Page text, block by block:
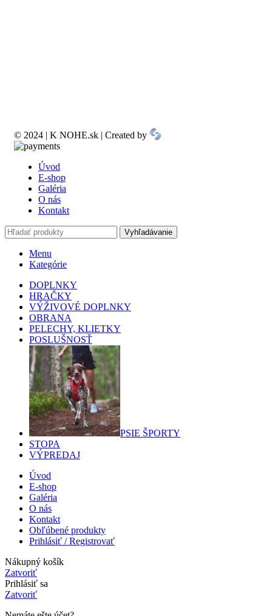
© 2024 | K NOHE.sk | Created by
Úvod
E-shop
Galéria
O nás
Kontakt
Vyhľadávanie
Menu
Kategórie
DOPLNKY
HRAČKY
VÝŽIVOVÉ DOPLNKY
OBRANA
PELECHY, KLIETKY
POSLUŠNOSŤ
PSIE ŠPORTY
STOPA
VÝPREDAJ
Úvod
E-shop
Galéria
O nás
Kontakt
Obľúbené produkty
Prihlásiť / Registrovať
Nákupný košík
Zatvoriť
Prihlásiť sa
Zatvoriť